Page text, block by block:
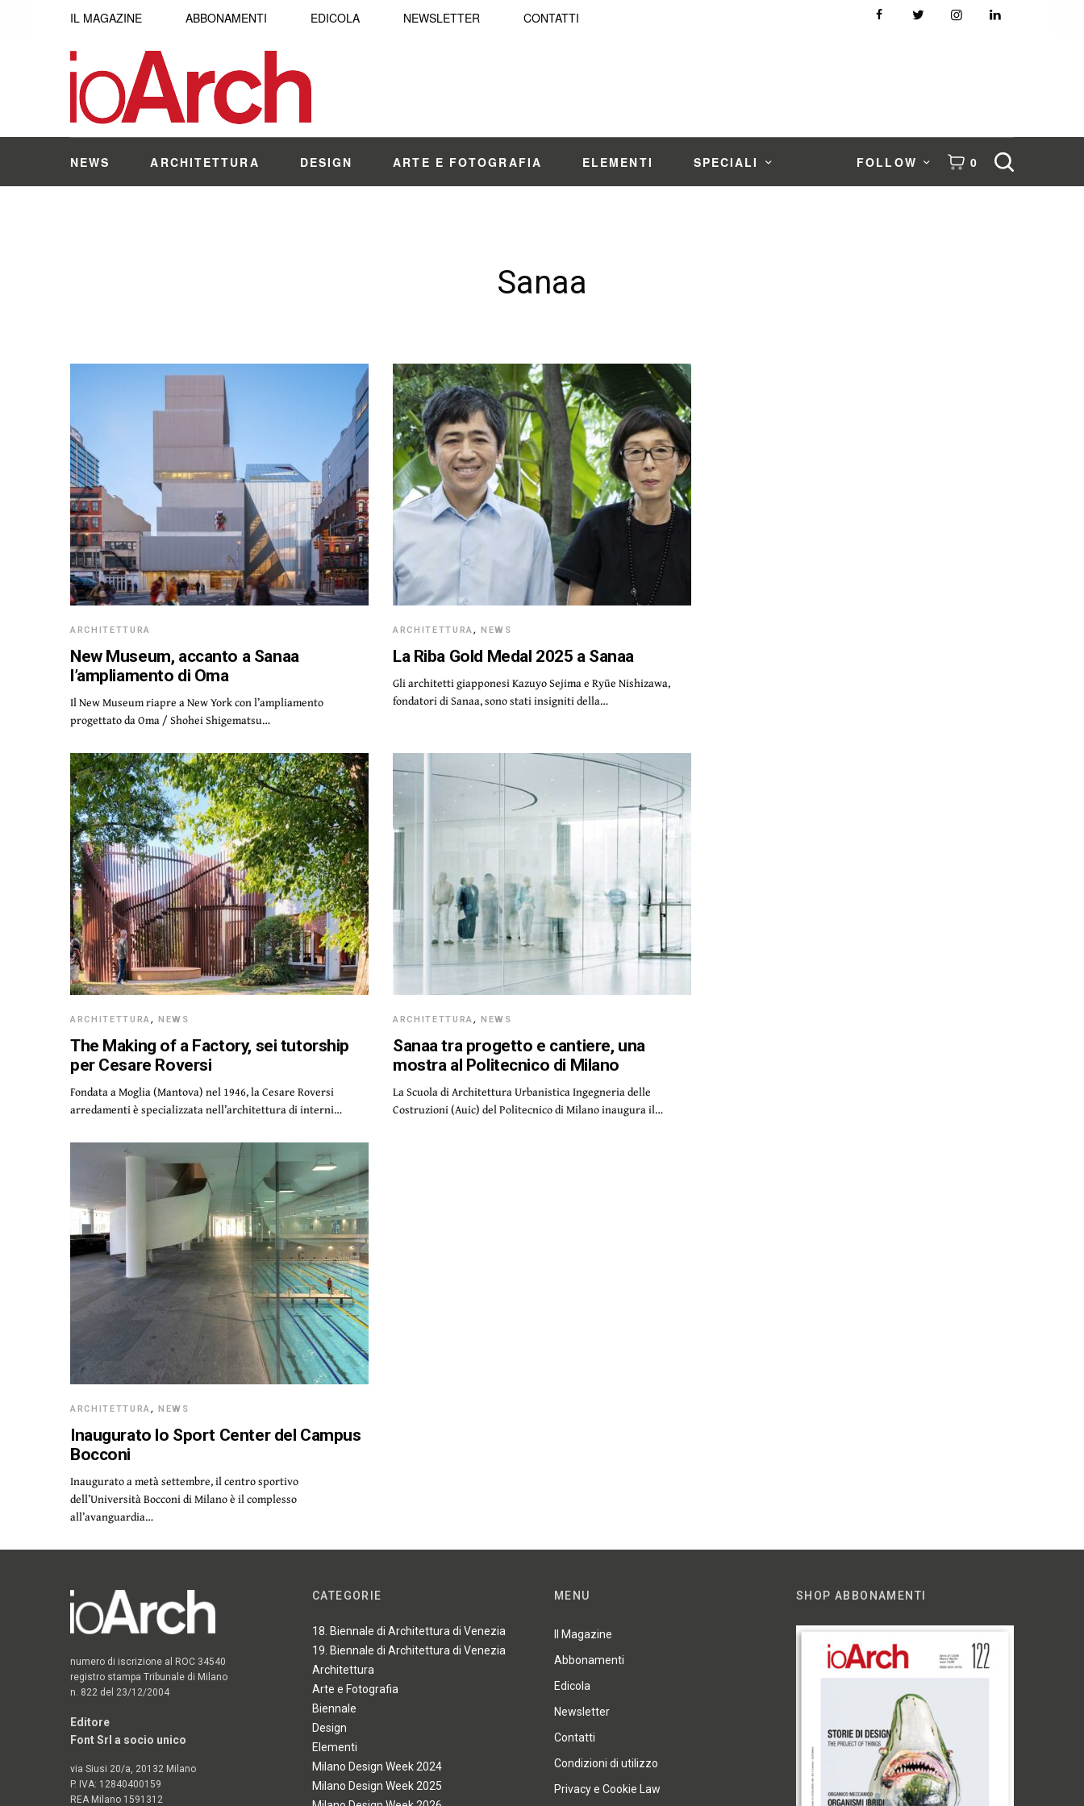
IL MAGAZINE ABBONAMENTI EDICOLA NEWSLETTER CONTATTI
NEWS ARCHITETTURA DESIGN ARTE E FOTOGRAFIA ELEMENTI SPECIALI FOLLOW 0
Sanaa
ARCHITETTURA
New Museum, accanto a Sanaa
l’ampliamento di Oma
Il New Museum riapre a New York con l’ampliamento
progettato da Oma / Shohei Shigematsu…
ARCHITETTURA,NEWS
La Riba Gold Medal 2025 a Sanaa
Gli architetti giapponesi Kazuyo Sejima e Ryūe Nishizawa,
fondatori di Sanaa, sono stati insigniti della…
ARCHITETTURA,NEWS
The Making of a Factory, sei tutorship
per Cesare Roversi
Fondata a Moglia (Mantova) nel 1946, la Cesare Roversi
arredamenti è specializzata nell’architettura di interni…
ARCHITETTURA,NEWS
Sanaa tra progetto e cantiere, una
mostra al Politecnico di Milano
La Scuola di Architettura Urbanistica Ingegneria delle
Costruzioni (Auic) del Politecnico di Milano inaugura il…
ARCHITETTURA,NEWS
Inaugurato lo Sport Center del Campus
Bocconi
Inaugurato a metà settembre, il centro sportivo
dell’Università Bocconi di Milano è il complesso
all’avanguardia…
numero di iscrizione al ROC 34540
registro stampa Tribunale di Milano
n. 822 del 23/12/2004
Editore
Font Srl a socio unico
via Siusi 20/a, 20132 Milano
P. IVA: 12840400159
REA Milano 1591312
CATEGORIE
18. Biennale di Architettura di Venezia
19. Biennale di Architettura di Venezia
Architettura
Arte e Fotografia
Biennale
Design
Elementi
Milano Design Week 2024
Milano Design Week 2025
MENU
Il Magazine
Abbonamenti
Edicola
Newsletter
Contatti
Condizioni di utilizzo
Privacy e Cookie Law
SHOP ABBONAMENTI